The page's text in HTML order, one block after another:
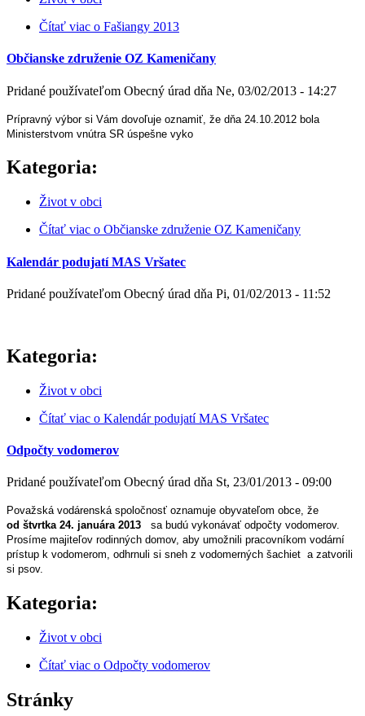
Čítať viac o Fašiangy 2013
Občianske združenie OZ Kameničany
Pridané používateľom Obecný úrad dňa Ne, 03/02/2013 - 14:27
Prípravný výbor si Vám dovoľuje oznamiť že dňa 24.10.2012 bola
Ministerstvom vnútra SR úspešne vyko
Kategoria:
Život v obci
Čítať viac o Občianske združenie OZ Kameničany
Kalendár podujatí MAS Vršatec
Pridané používateľom Obecný úrad dňa Pi, 01/02/2013 - 11:52
Kategoria:
Život v obci
Čítať viac o Kalendár podujatí MAS Vršatec
Odpočty vodomerov
Pridané používateľom Obecný úrad dňa St, 23/01/2013 - 09:00
Považská vodárenská spoločnosť oznamuje obyvateľom obce, že
od štvrtka 24. januára 2013
sa budú vykonávať odpočty vodomerov.
Prosíme majiteľov rodinných domov, aby umožnili pracovníkom vodární
prístup k vodomerom, odhrnuli si sneh z vodomerných šachiet a zatvorili
si psov.
Kategoria:
Život v obci
Čítať viac o Odpočty vodomerov
Stránky